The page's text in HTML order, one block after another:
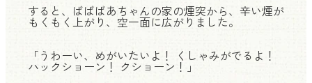
すると、ばばばあちゃんの家の煙突から、辛い煙が
もくもく上がり、空一面に広がりました。
「うわーい、めがいたいよ！ くしゃみがでるよ！
ハックショーン！ クショーン！」